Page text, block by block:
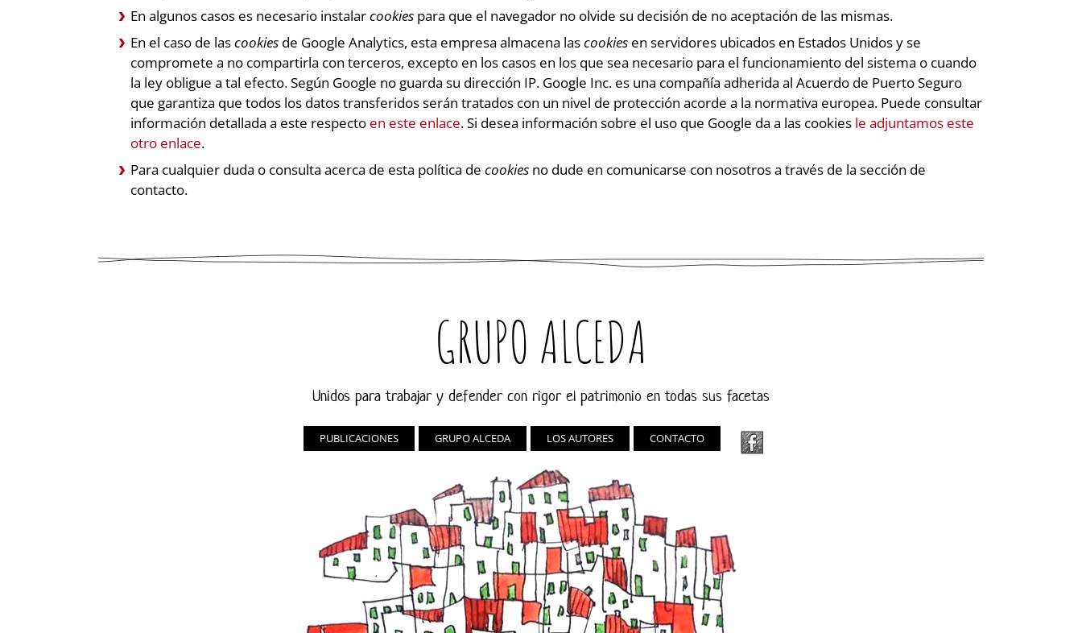
En algunos casos es necesario instalarcookies para que el navegador no olvide su decisión de no aceptación de las mismas.
En el caso de lascookies de Google Analytics, esta empresa almacena lascookies en servidores ubicados en Estados Unidos y se
compromete a no compartirla con terceros, excepto en los casos en los que sea necesario para el funcionamiento del sistema o cuando
la ley obligue a tal efecto. Según Google no guarda su dirección IP. Google Inc. es una compañía adherida al Acuerdo de Puerto Seguro
que garantiza que todos los datos transferidos serán tratados con un nivel de protección acorde a la normativa europea. Puede consultar
información detallada a este respecto en este enlace. Si desea información sobre el uso que Google da a las cookies le adjuntamos este
otro enlace.
Para cualquier duda o consulta acerca de esta política de cookies no dude en comunicarse con nosotros a través de la sección de
contacto.
GRUPO ALCEDA
Unidos para trabajar y defender con rigor el patrimonio en todas sus facetas
PUBLICACIONES GRUPO ALCEDA LOS AUTORES CONTACTO